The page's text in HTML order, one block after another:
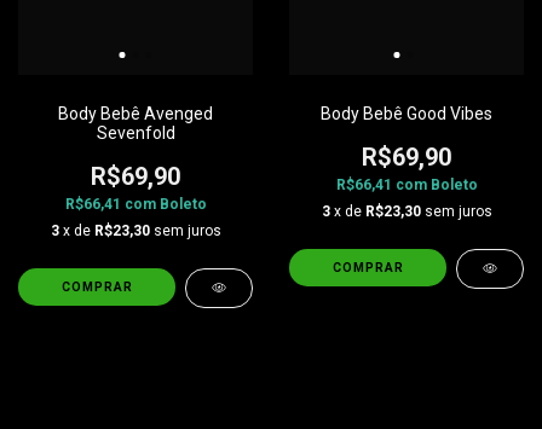
Body Bebê Avenged
Sevenfold
R$69,90
R$66,41 com Boleto
3 x de R$23,30 sem juros
COMPRAR
Body Bebê Good Vibes
R$69,90
R$66,41 com Boleto
3 x de R$23,30 sem juros
COMPRAR